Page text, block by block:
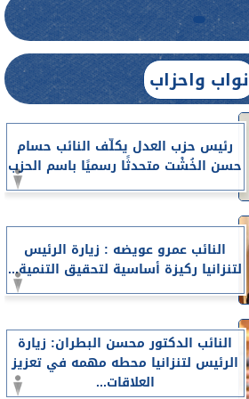
نواب واحزاب
رئيس حزب العدل يكلّف النائب حسام
حسن الخُشْت متحدثًا رسميًا باسم الحزب
النائب عمرو عويضه : زيارة الرئيس
لتنزانيا ركيزة أساسية لتحقيق التنمية...
النائب الدكتور محسن البطران: زيارة
الرئيس لتنزانيا محطه مهمه في تعزيز
العلاقات...